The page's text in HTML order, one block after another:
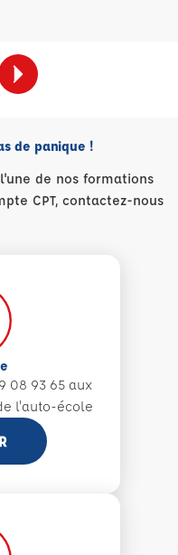
de panique !
de nos formations
CPT, contactez-nous
08 93 65 aux
l'auto-école